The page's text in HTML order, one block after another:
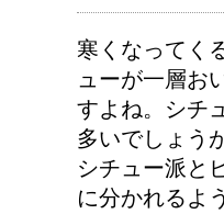
寒くなってく
ューが一層お
すよね。シチ
多いでしょう
シチュー派と
に分かれるよ